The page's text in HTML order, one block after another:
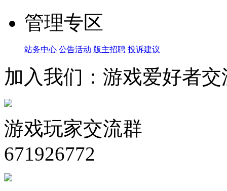
管理专区
站务中心 公告活动 版主招聘 投诉建议
加入我们：游戏爱好者交
游戏玩家交流群
671926772